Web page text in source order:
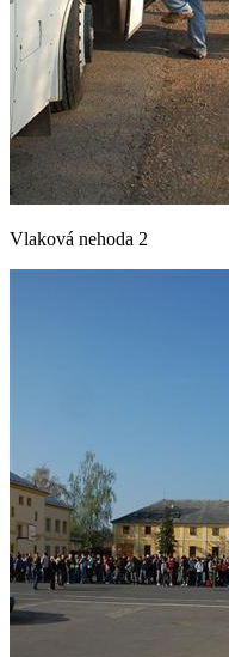
Vlaková nehoda 2